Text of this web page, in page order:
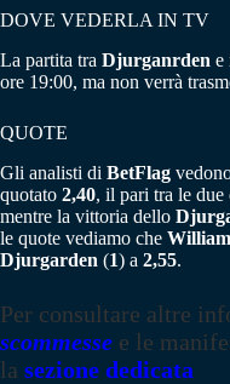
DOVE VEDERLA IN TV
La partita tra Djurganrden e
ore 19:00, ma non verrà
QUOTE
Gli analisti di BetFlag
quotato 2,40, il pari tra le
mentre la vittoria dello
le quote vediamo che
Djurgarden (1) a 2,55.
Per consultare altre
scommesse e le
la sezione dedicata